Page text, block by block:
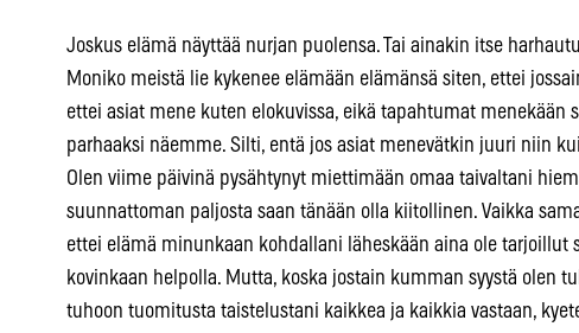
Joskus elämä näyttää nurjan puolensa. Tai ainakin itse
Moniko meistä lie kykenee elämään elämänsä siten, ettei
ettei asiat mene kuten elokuvissa, eikä tapahtumat menekään
parhaaksi näemme. Silti, entä jos asiat menevätkin juuri niin
Olen viime päivinä pysähtynyt miettimään omaa taivaltani
suunnattoman paljosta saan tänään olla kiitollinen. Vaikka
ettei elämä minunkaan kohdallani läheskään aina ole tarjoillut
kovinkaan helpolla. Mutta, koska jostain kumman syystä olen
tuhoon tuomitusta taistelustani kaikkea ja kaikkia vastaan,